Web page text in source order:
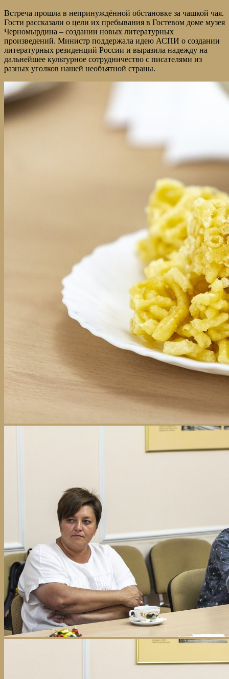
Встреча прошла в непринуждённой обстановке за чашкой чая.
Гости рассказали о цели их пребывания в Гостевом доме музея
Черномырдина – создании новых литературных
произведений. Министр поддержала идею АСПИ о создании
литературных резиденций России и выразила надежду на
дальнейшее культурное сотрудничество с писателями из
разных уголков нашей необъятной страны.